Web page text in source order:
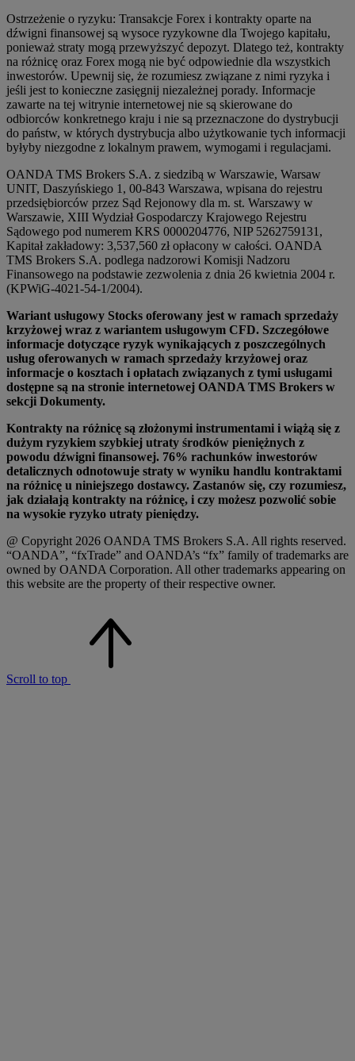
Ostrzeżenie o ryzyku: Transakcje Forex i kontrakty oparte na
dźwigni finansowej są wysoce ryzykowne dla Twojego kapitału,
ponieważ straty mogą przewyższyć depozyt. Dlatego też, kontrakty
na różnicę oraz Forex mogą nie być odpowiednie dla wszystkich
inwestorów. Upewnij się, że rozumiesz związane z nimi ryzyka i
jeśli jest to konieczne zasięgnij niezależnej porady. Informacje
zawarte na tej witrynie internetowej nie są skierowane do
odbiorców konkretnego kraju i nie są przeznaczone do dystrybucji
do państw, w których dystrybucja albo użytkowanie tych informacji
byłyby niezgodne z lokalnym prawem, wymogami i regulacjami.
OANDA TMS Brokers S.A. z siedzibą w Warszawie, Warsaw
UNIT, Daszyńskiego 1, 00-843 Warszawa, wpisana do rejestru
przedsiębiorców przez Sąd Rejonowy dla m. st. Warszawy w
Warszawie, XIII Wydział Gospodarczy Krajowego Rejestru
Sądowego pod numerem KRS 0000204776, NIP 5262759131,
Kapitał zakładowy: 3,537,560 zł opłacony w całości. OANDA
TMS Brokers S.A. podlega nadzorowi Komisji Nadzoru
Finansowego na podstawie zezwolenia z dnia 26 kwietnia 2004 r.
(KPWiG-4021-54-1/2004).
Wariant usługowy Stocks oferowany jest w ramach sprzedaży
krzyżowej wraz z wariantem usługowym CFD. Szczegółowe
informacje dotyczące ryzyk wynikających z poszczególnych
usług oferowanych w ramach sprzedaży krzyżowej oraz
informacje o kosztach i opłatach związanych z tymi usługami
dostępne są na stronie internetowej OANDA TMS Brokers w
sekcji Dokumenty.
Kontrakty na różnicę są złożonymi instrumentami i wiążą się z
dużym ryzykiem szybkiej utraty środków pieniężnych z
powodu dźwigni finansowej. 76% rachunków inwestorów
detalicznych odnotowuje straty w wyniku handlu kontraktami
na różnicę u niniejszego dostawcy. Zastanów się, czy rozumiesz,
jak działają kontrakty na różnicę, i czy możesz pozwolić sobie
na wysokie ryzyko utraty pieniędzy.
@ Copyright 2026 OANDA TMS Brokers S.A. All rights reserved.
“OANDA”, “fxTrade” and OANDA’s “fx” family of trademarks are
owned by OANDA Corporation. All other trademarks appearing on
this website are the property of their respective owner.
Scroll to top